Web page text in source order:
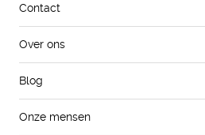
Contact
Over ons
Blog
Onze mensen